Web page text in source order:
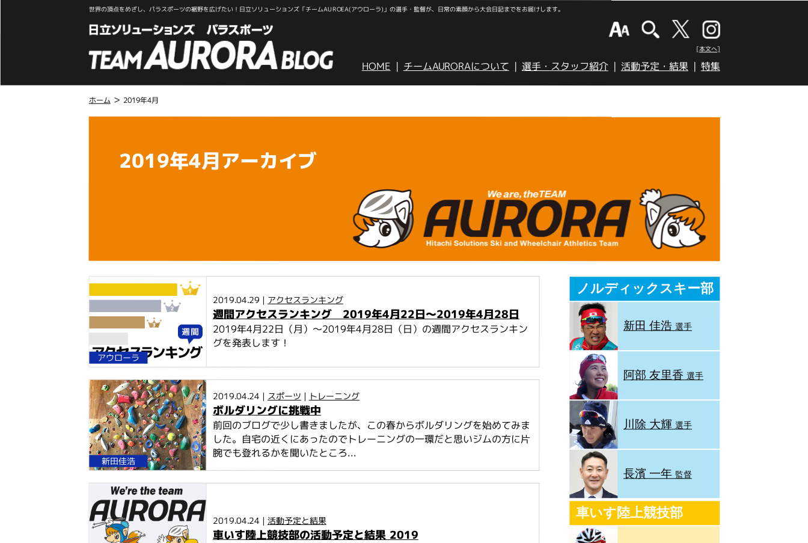
世界の頂点をめざし、パラスポーツの裾野を広げたい！日立ソリューションズ「チームAUROEA(アウローラ)」の選手・監督が、日常の素顔から大会日記までをお届けします。
[本文へ]
HOME チームAURORAについて 選手・スタッフ紹介 活動予定・結果 特集
ホーム > 2019年4月
2019年4月アーカイブ
アウローラ
2019.04.29 | アクセスランキング
週間アクセスランキング 2019年4月22日～2019年4月28日
2019年4月22日（月）～2019年4月28日（日）の週間アクセスランキン
グを発表します！
新田佳浩
2019.04.24 | スポーツ | トレーニング
ボルダリングに挑戦中
前回のブログで少し書きましたが、この春からボルダリングを始めてみま
した。自宅の近くにあったのでトレーニングの一環だと思いジムの方に片
腕でも登れるかを聞いたところ...
2019.04.24 | 活動予定と結果
車いす陸上競技部の活動予定と結果 2019
ノルディックスキー部
新田 佳浩選手
阿部 友里香 選手
川除 大輝 選手
長濱 一年 監督
車いす陸上競技部